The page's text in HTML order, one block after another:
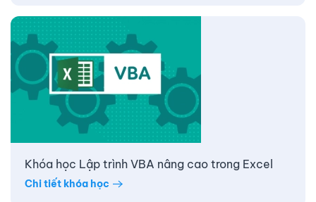
Khóa học Lập trình VBA nâng cao trong Excel
Chi tiết khóa học